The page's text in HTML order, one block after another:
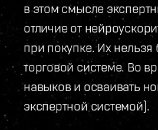
в этом смысле
отличие от
при покупке. Их нельзя
торговой системе. Во
навыков и осваивать
экспертной системой).